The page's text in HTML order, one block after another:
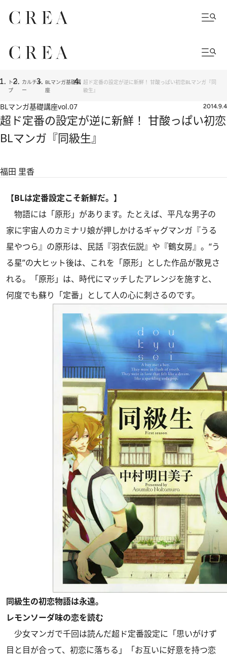
トッ
プ
カルチャ
ー
BLマンガ基礎講
座
超ド定番の設定が逆に新鮮！ 甘酸っぱい初恋BLマンガ『同
級生』
BLマンガ基礎講座vol.07 2014.9.4
超ド定番の設定が逆に新鮮！ 甘酸っぱい初恋
BLマンガ『同級生』
福田 里香
【BLは定番設定こそ新鮮だ。】
物語には「原形」があります。たとえば、平凡な男子の
家に宇宙人のカミナリ娘が押しかけるギャグマンガ『うる
星やつら』の原形は、民話『羽衣伝説』や『鶴女房』。“う
る星”の大ヒット後は、これを「原形」とした作品が散見さ
れる。「原形」は、時代にマッチしたアレンジを施すと、
何度でも蘇り「定番」として人の心に刺さるのです。
同級生の初恋物語は永遠。
レモンソーダ味の恋を読む
少女マンガで千回は読んだ超ド定番設定に「思いがけず
目と目が合って、初恋に落ちる」「お互いに好意を持つ恋